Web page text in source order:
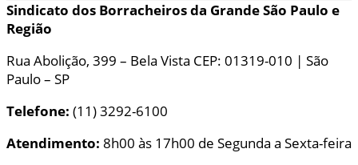
Sindicato dos Borracheiros da Grande São Paulo e
Região
Rua Abolição, 399 – Bela Vista CEP: 01319-010 | São
Paulo – SP
Telefone: (11) 3292-6100
Atendimento: 8h00 às 17h00 de Segunda a Sexta-feira